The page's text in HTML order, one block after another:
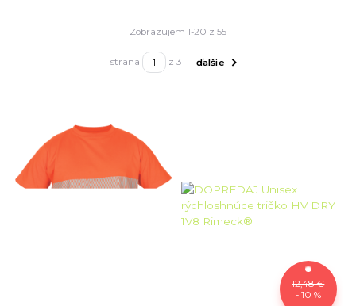
Zobrazujem 1-20 z 55
strana z 3 ďalšie
12,48 €
- 10 %